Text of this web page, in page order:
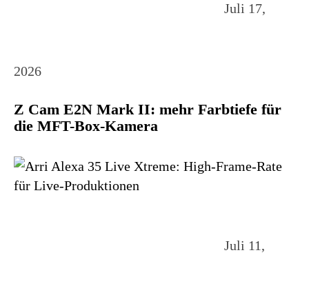
Juli 17,
2026
Z Cam E2N Mark II: mehr Farbtiefe für
die MFT-Box-Kamera
Juli 11,